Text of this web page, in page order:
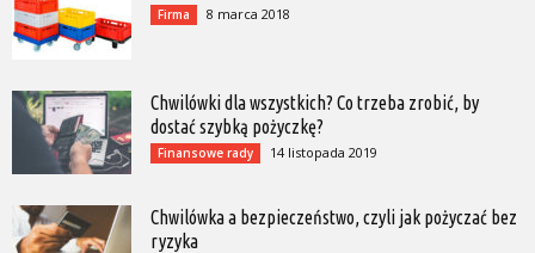
Firma 8 marca 2018
Chwilówki dla wszystkich? Co trzeba zrobić, by
dostać szybką pożyczkę?
Finansowe rady 14 listopada 2019
Chwilówka a bezpieczeństwo, czyli jak pożyczać bez
ryzyka